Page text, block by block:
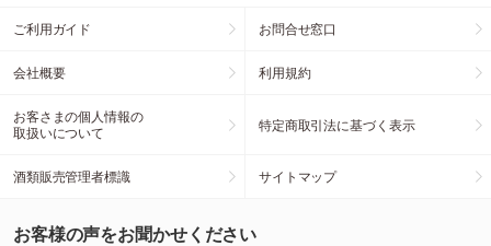
ご利用ガイド お問合せ窓口
会社概要 利用規約
お客さまの個人情報の
取扱いについて
特定商取引法に基づく表示
酒類販売管理者標識 サイトマップ
お客様の声をお聞かせください